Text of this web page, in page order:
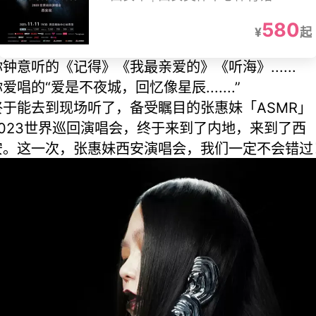
¥580起
意听的《记得》《我最亲爱的》《听海》......
唱的“爱是不夜城，回忆像星辰.......”
能去到现场听了，备受瞩目的张惠妹「ASMR」
世界巡回演唱会，终于来到了内地，来到了西
这一次，张惠妹西安演唱会，我们一定不会错